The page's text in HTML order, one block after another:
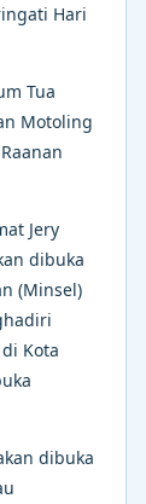
Hari
Tua
Motoling
Jery
dibuka
(Minsel)
Kota
dibuka